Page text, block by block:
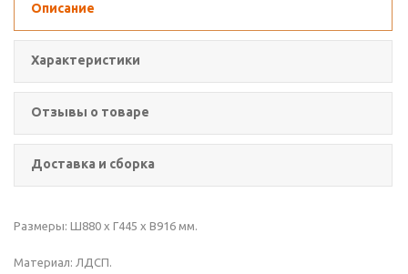
Описание
Характеристики
Отзывы о товаре
Доставка и сборка
Размеры: Ш880 x Г445 х В916 мм.
Материал: ЛДСП.